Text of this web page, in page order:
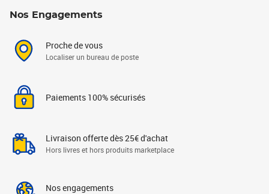
Nos Engagements
Proche de vous
Localiser un bureau de poste
Paiements 100% sécurisés
Livraison offerte dès 25€ d'achat
Hors livres et hors produits marketplace
Nos engagements